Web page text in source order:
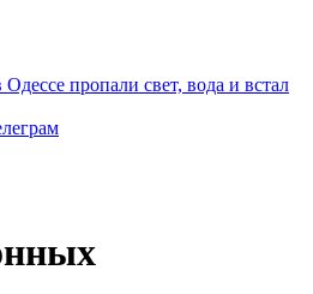
пропали свет, вода и встал